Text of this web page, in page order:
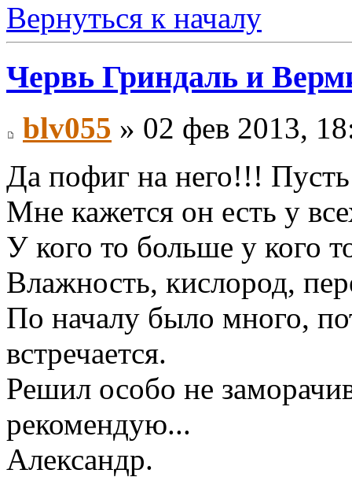
Вернуться к началу
Червь Гриндаль и
blv055 » 02 фев 2013,
Да пофиг на него!!! Пусть
Мне кажется он есть у
У кого то больше у кого
Влажность, кислород,
По началу было много,
встречается.
Решил особо не
рекомендую...
Александр.